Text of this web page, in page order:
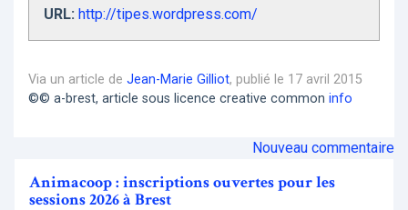
URL: http://tipes.wordpress.com/
Via un article de Jean-Marie Gilliot, publié le 17 avril 2015
©© a-brest, article sous licence creative common info
Nouveau commentaire
Animacoop : inscriptions ouvertes pour les
sessions 2026 à Brest